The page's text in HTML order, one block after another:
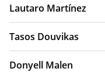
Lautaro Martínez
Tasos Douvikas
Donyell Malen